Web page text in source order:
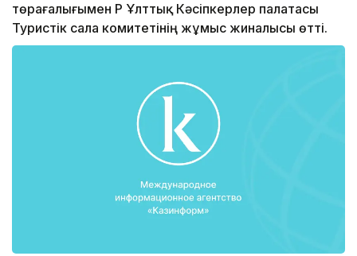
төрағалығымен ҚР Ұлттық Кәсіпкерлер палатасы
Туристік сала комитетінің жұмыс жиналысы өтті.